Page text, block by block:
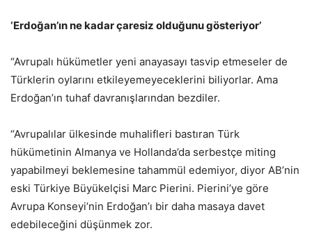
‘Erdoğan’ın ne kadar çaresiz olduğunu gösteriyor’
“Avrupalı hükümetler yeni anayasayı tasvip etmeseler de
Türklerin oylarını etkileyemeyeceklerini biliyorlar. Ama
Erdoğan’ın tuhaf davranışlarından bezdiler.
“Avrupalılar ülkesinde muhalifleri bastıran Türk
hükümetinin Almanya ve Hollanda’da serbestçe miting
yapabilmeyi beklemesine tahammül edemiyor, diyor AB’nin
eski Türkiye Büyükelçisi Marc Pierini. Pierini’ye göre
Avrupa Konseyi’nin Erdoğan’ı bir daha masaya davet
edebileceğini düşünmek zor.